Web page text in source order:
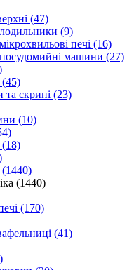
(47)
(9)
печі (16)
машини (27)
та скрині (23)
(10)
(1440)
(1440)
(170)
(41)